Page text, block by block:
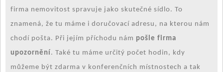
firma nemovitost spravuje jako skutečné sídlo. To
znamená, že tu máme i doručovací adresu, na kterou nám
chodí pošta. Při jejím příchodu nám pošle firma
upozornění . Také tu máme určitý počet hodin, kdy
můžeme být zdarma v konferenčních místnostech a tak